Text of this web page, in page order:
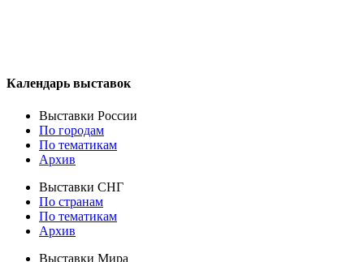
Календарь выставок
Выставки России
По городам
По тематикам
Архив
Выставки СНГ
По странам
По тематикам
Архив
Выставки Мира